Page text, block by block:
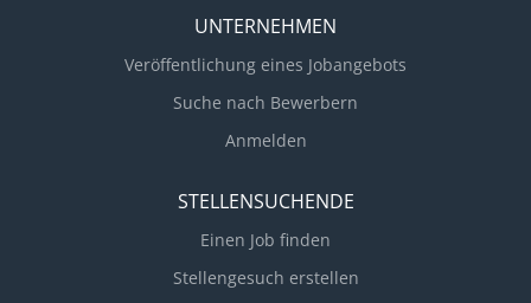
UNTERNEHMEN
Veröffentlichung eines Jobangebots
Suche nach Bewerbern
Anmelden
STELLENSUCHENDE
Einen Job finden
Stellengesuch erstellen